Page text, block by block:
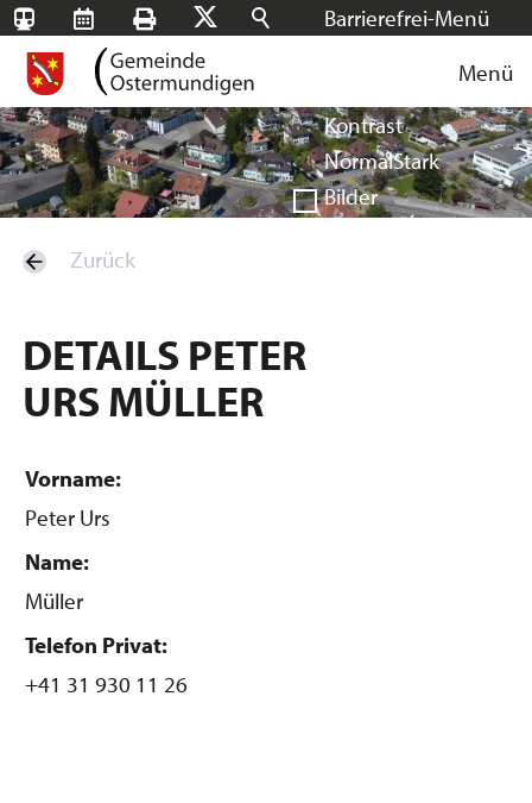
Barrierefrei-Menü
Sehr groß
Kontrast
NormalStark
Bilder
Suchen
SBB-
Tageskarten
RMS Drucken
Facebook
Instagram
Login Menü
Zurück
DETAILS PETER
URS MÜLLER
Vorname:
Peter Urs
Name:
Müller
Telefon Privat:
+41 31 930 11 26